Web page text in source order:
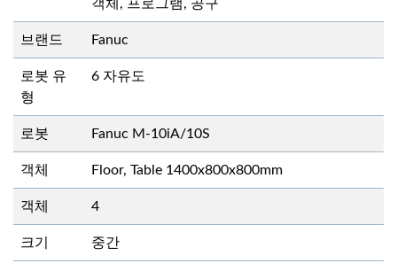
객체, 프로그램, 공구
브랜드 Fanuc
로봇 유
형
6 자유도
로봇 Fanuc M-10iA/10S
객체 Floor, Table 1400x800x800mm
객체 4
크기 중간